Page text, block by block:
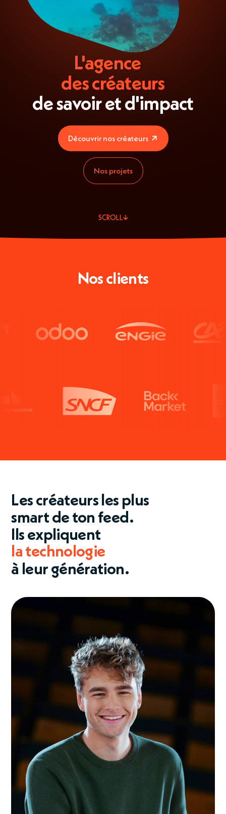
L'agence
des créateurs
de savoir et d'impact
Découvrir nos créateurs
Nos projets
SCROLL
Nos clients
Les créateurs les plus
smart de ton feed.
Ilsexpliquent
la politique
à leur génération.